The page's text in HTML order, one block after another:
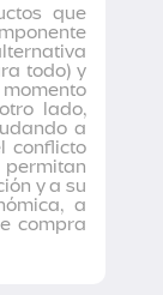
que
todo) y
lado,
a
conflicto
y a su
a
compra